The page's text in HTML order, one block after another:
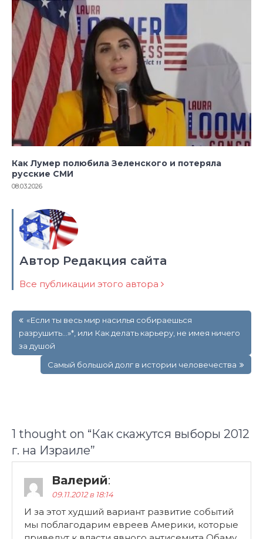
Как Лумер полюбила Зеленского и потеряла
русские СМИ
08.03.2026
Автор Редакция сайта
Все публикации этого автора
по
записям
«Если ты весь мир насилья собираешься
разрушить…»*, или Как делать карьеру, не имея ничего
за душой
Самый большой долг в истории человечества
1 thought on “Как скажутся выборы 2012
г. на Израиле”
Валерий:
09.11.2012 в 18:14
И за этот худший вариант развитие событий
мы поблагодарим евреев Америки, которые